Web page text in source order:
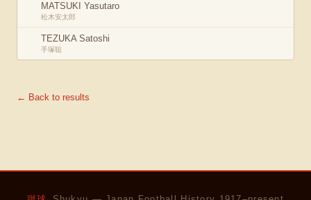
MATSUKI Yasutaro
松木安太郎
TEZUKA Satoshi
手塚聡
← Back to results